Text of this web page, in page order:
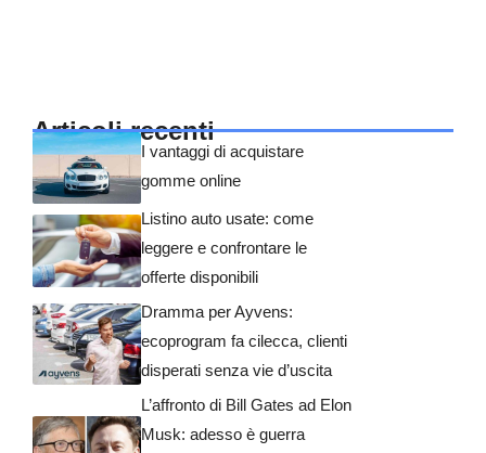
Articoli recenti
I vantaggi di acquistare
gomme online
Listino auto usate: come
leggere e confrontare le
offerte disponibili
Dramma per Ayvens:
ecoprogram fa cilecca, clienti
disperati senza vie d’uscita
L’affronto di Bill Gates ad Elon
Musk: adesso è guerra